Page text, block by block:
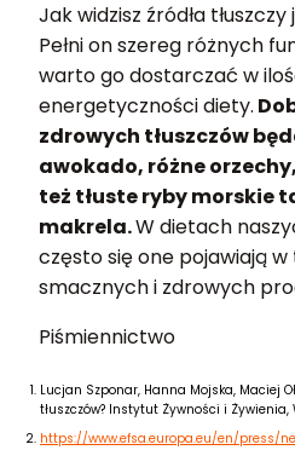
Jak widzisz źródła
Pełni on szereg różnych
warto go dostarczać w
energetyczności diety.
zdrowych tłuszczów
awokado, różne
też tłuste ryby morskie
makrela.W dietach
często się one pojawiają
smacznych i zdrowych
Piśmiennictwo
Lucjan Szponar, Hanna Mojska, Maciej
tłuszczów? Instytut Żywności i Żywienia,
https://www.efsa.europa.eu/en/press/